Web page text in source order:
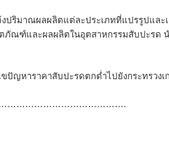
ปริมาณผลผลิตแต่ละประเภทที่แปรรูปและ
ภัณฑ์และผลผลิตในอุตสาหกรรมสับปะรด
ปัญหาราคาสับปะรดตกต่ำไปยังกระทรว